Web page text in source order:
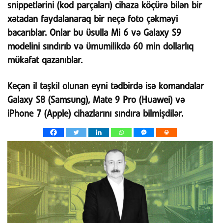
snippetlərini (kod parçaları) cihaza köçürə bilən bir
xətadan faydalanaraq bir neçə foto çəkməyi
bacarıblar. Onlar bu üsulla Mi 6 və Galaxy S9
modelini sındırıb və ümumilikdə 60 min dollarlıq
mükafat qazanıblar.
Keçən il təşkil olunan eyni tədbirdə isə komandalar
Galaxy S8 (Samsung), Mate 9 Pro (Huawei) və
iPhone 7 (Apple) cihazlarını sındıra bilmişdilər.